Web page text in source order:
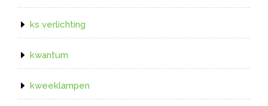
ks verlichting
kwantum
kweeklampen